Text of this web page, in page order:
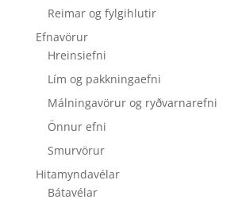
Reimar og fylgihlutir
Efnavörur
Hreinsiefni
Lím og pakkningaefni
Málningavörur og ryðvarnarefni
Önnur efni
Smurvörur
Hitamyndavélar
Bátavélar